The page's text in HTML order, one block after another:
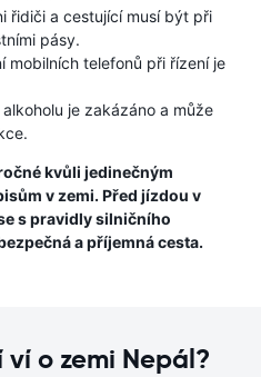
řidiči a cestující musí být při
pásy.
mobilních telefonů při řízení je
je zakázáno a může
kvůli jedinečným
v zemi. Před jízdou v
s pravidly silničního
a příjemná cesta.
o zemi Nepál?